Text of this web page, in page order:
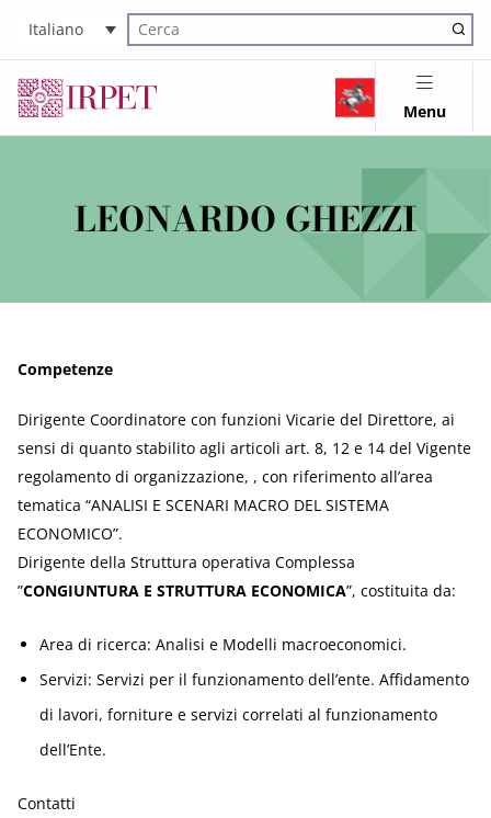
Italiano
Cerca nel sito
Menu
LEONARDO GHEZZI
Competenze
Dirigente Coordinatore con funzioni Vicarie del Direttore, ai
sensi di quanto stabilito agli articoli art. 8, 12 e 14 del Vigente
regolamento di organizzazione, , con riferimento all’area
tematica “ANALISI E SCENARI MACRO DEL SISTEMA
ECONOMICO”.
Dirigente della Struttura operativa Complessa
”CONGIUNTURA E STRUTTURA ECONOMICA”, costituita da:
Area di ricerca: Analisi e Modelli macroeconomici.
Servizi: Servizi per il funzionamento dell’ente. Affidamento
di lavori, forniture e servizi correlati al funzionamento
dell’Ente.
Contatti